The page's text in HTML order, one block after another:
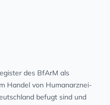
des BfArM als
Handel von Human­arz­nei­
befugt sind und